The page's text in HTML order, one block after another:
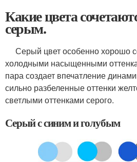
Какие цвета
серым.
Серый цвет особенно хорошо
холодными насыщенными
пара создает впечатление
сильно разбеленные оттенки
светлыми оттенками серого.
Серый с синим и голубым